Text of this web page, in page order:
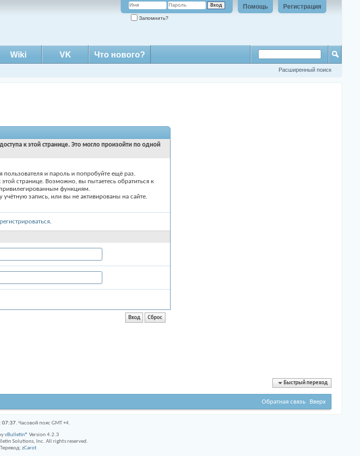
Регистрация
Помощь
Запомнить?
Wiki VK Что нового?
Расширенный поиск
к этой странице. Это могло произойти по одной
пользователя и пароль и попробуйте ещё раз.
странице. Возможно, вы пытаетесь обратиться к
функциям.
запись, или вы не активированы на сайте.
.
Быстрый переход
Обратная связь Вверх
07:37. Часовой пояс GMT +4.
vBulletin® Version 4.2.3
Solutions, Inc. All rights reserved.
Перевод: zCarot